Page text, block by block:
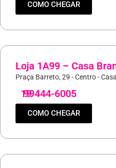
COMO CHEGAR
Loja 1A99 – Casa
Praça Barreto, 29 - Centro -
19
99444-6005
COMO CHEGAR